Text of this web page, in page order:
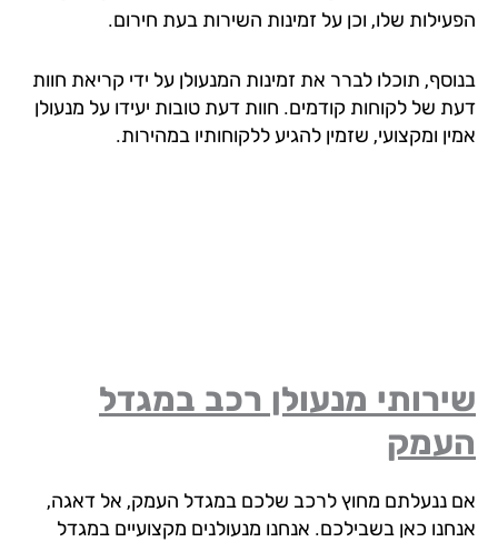
שלו, וכן על זמינות השירות בעת חירום.
תוכלו לברר את זמינות המנעולן על ידי קריאת חוות
של לקוחות קודמים. חוות דעת טובות יעידו על מנעולן
ומקצועי, שזמין להגיע ללקוחותיו במהירות.
מנעולן רכב במגדל
ננעלתם מחוץ לרכב שלכם במגדל העמק, אל דאגה,
כאן בשבילכם. אנחנו מנעולנים מקצועיים במגדל